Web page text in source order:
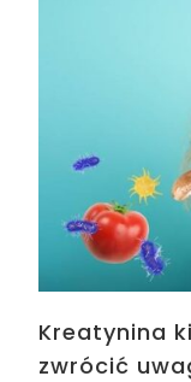
Kreatynina
zwrócić